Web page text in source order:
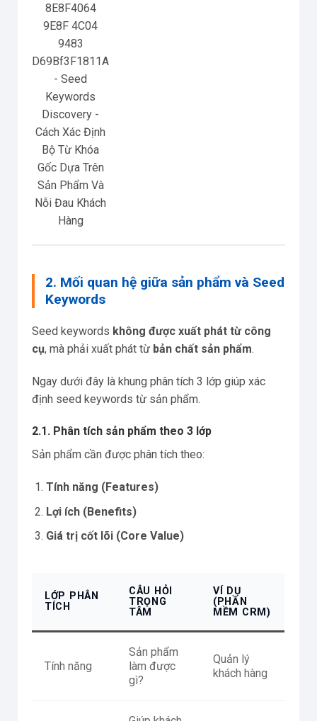
8E8F4064
9E8F 4C04
9483
D69Bf3F1811A
- Seed
Keywords
Discovery -
Cách Xác Định
Bộ Từ Khóa
Gốc Dựa Trên
Sản Phẩm Và
Nỗi Đau Khách
Hàng
2. Mối quan hệ giữa sản phẩm và Seed
Keywords
Seed keywords không được xuất phát từ công
cụ, mà phải xuất phát từ bản chất sản phẩm.
Ngay dưới đây là khung phân tích 3 lớp giúp xác
định seed keywords từ sản phẩm.
2.1. Phân tích sản phẩm theo 3 lớp
Sản phẩm cần được phân tích theo:
Tính năng (Features)
Lợi ích (Benefits)
Giá trị cốt lõi (Core Value)
LỚP PHÂN
TÍCH
CÂU HỎI
TRỌNG
TÂM
VÍ DỤ
(PHẦN
MỀM CRM)
Tính năng
Sản phẩm
làm được
gì?
Quản lý
khách hàng